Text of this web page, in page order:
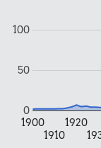
Priser i
1900
1910
1920
0
50
100